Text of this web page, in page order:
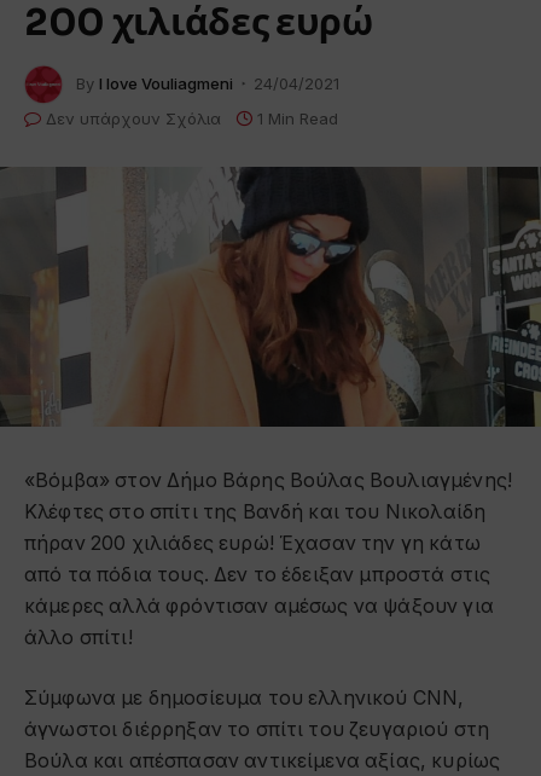
200 χιλιάδες ευρώ
By I love Vouliagmeni
24/04/2021
Δεν υπάρχουν Σχόλια
1 Min Read
«Βόμβα» στον Δήμο Βάρης Βούλας Βουλιαγμένης!
Κλέφτες στο σπίτι της Βανδή και του Νικολαίδη
πήραν 200 χιλιάδες ευρώ! Έχασαν την γη κάτω
από τα πόδια τους. Δεν το έδειξαν μπροστά στις
κάμερες αλλά φρόντισαν αμέσως να ψάξουν για
άλλο σπίτι!
Σύμφωνα με δημοσίευμα του ελληνικού CNN,
άγνωστοι διέρρηξαν το σπίτι του ζευγαριού στη
Βούλα και απέσπασαν αντικείμενα αξίας, κυρίως